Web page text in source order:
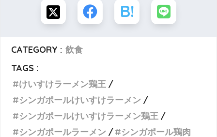
CATEGORY : 飲食
TAGS :
けいすけラーメン鶏王
シンガポールけいすけラーメン
シンガポールけいすけラーメン鶏王
シンガポールラーメン
シンガポール鶏肉